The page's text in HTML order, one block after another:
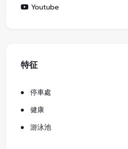
Youtube
特征
停車處
健康
游泳池